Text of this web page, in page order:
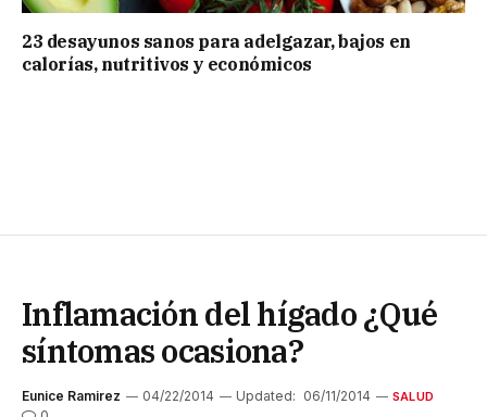
23 desayunos sanos para adelgazar, bajos en
calorías, nutritivos y económicos
Inflamación del hígado ¿Qué
síntomas ocasiona?
Eunice Ramirez 04/22/2014 Updated: 06/11/2014 SALUD